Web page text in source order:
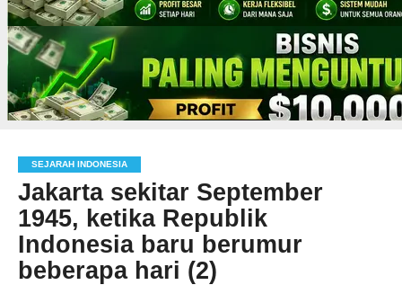
SEJARAH INDONESIA
Jakarta sekitar September
1945, ketika Republik
Indonesia baru berumur
beberapa hari (2)